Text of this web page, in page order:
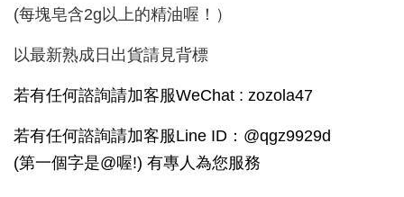
(每塊皂含2g以上的精油喔！）
以最新熟成日出貨請見背標
若有任何諮詢請加客服WeChat : zozola47
若有任何諮詢請加客服Line ID：@qgz9929d
(第一個字是@喔!) 有專人為您服務